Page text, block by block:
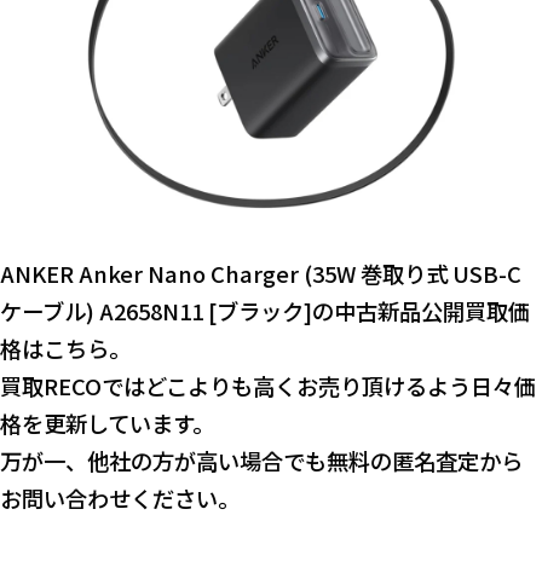
ANKER Anker Nano Charger (35W 巻取り式 USB-C
ケーブル) A2658N11 [ブラック]の中古新品公開買取価
格はこちら。
買取RECOではどこよりも高くお売り頂けるよう日々価
格を更新しています。
万が一、他社の方が高い場合でも無料の匿名査定から
お問い合わせください。